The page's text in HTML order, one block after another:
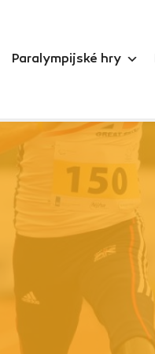
Paralympijské hry